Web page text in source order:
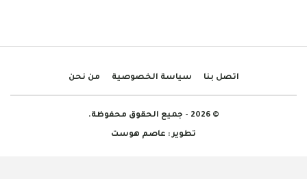
اتصل بنا سياسة الخصوصية من نحن
© 2026 - جميع الحقوق محفوظة.
تطوير : عاصم هوست